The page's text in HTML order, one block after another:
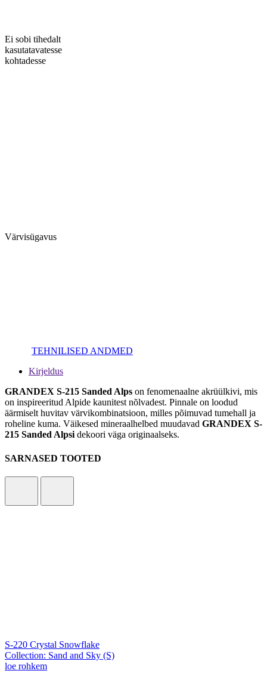
Ei sobi tihedalt
kasutatavatesse
kohtadesse
Värvisügavus
TEHNILISED ANDMED
Kirjeldus
GRANDEX S-215 Sanded Alps on fenomenaalne akrüülkivi, mis
on inspireeritud Alpide kaunitest nõlvadest. Pinnale on loodud
äärmiselt huvitav värvikombinatsioon, milles põimuvad tumehall ja
roheline kuma. Väikesed mineraalhelbed muudavad GRANDEX S-
215 Sanded Alpsidekoori väga originaalseks.
SARNASED TOOTED
S-220 Crystal Snowflake
Collection: Sand and Sky (S)
loe rohkem